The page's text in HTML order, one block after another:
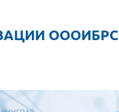
ОООИБРС